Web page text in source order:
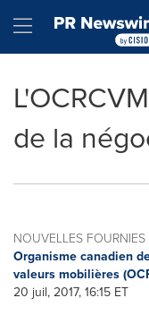
Hamburger
de la
NOUVELLES FOURNIES
Organisme canadien
valeurs mobilières
20 juil, 2017, 16:15 ET